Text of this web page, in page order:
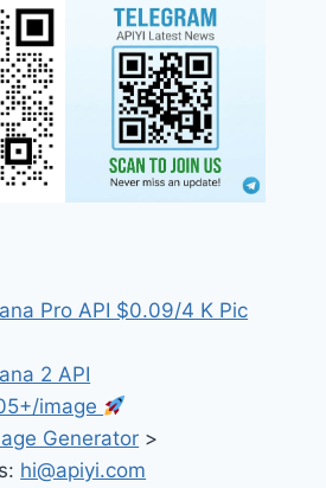
Pro API $0.09/4 K Pic
2 API
image
Generator >
hi@apiyi.com